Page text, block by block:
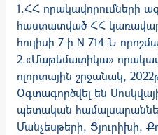
1.ՀՀ որակավորումների
հաստատված ՀՀ
հուլիսի 7-ի N 714-Ն
2.«Մաթեմատիկա»
ոլորտային շրջանակ,
Օգտագործվել են
պետական
Մանչեսթերի, Ցյուրիխի,